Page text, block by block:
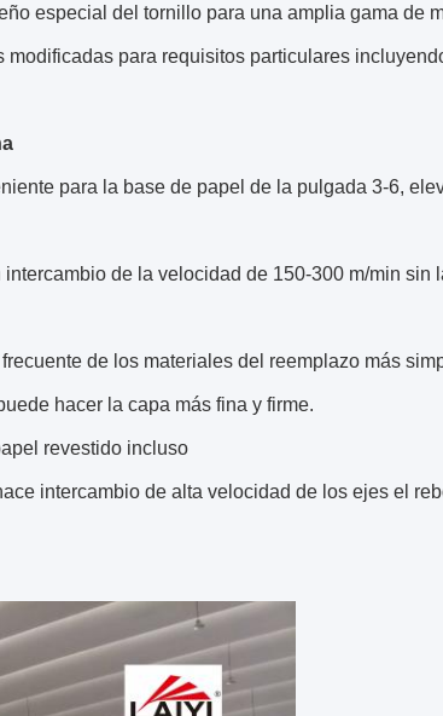
especial del tornillo para una amplia gama de
para requisitos particulares
para la base de papel de la pulgada 3-6,
de la velocidad de 150-300 m/min sin
de los materiales del reemplazo más
hacer la capa más fina y firme.
revestido incluso
intercambio de alta velocidad de los ejes el